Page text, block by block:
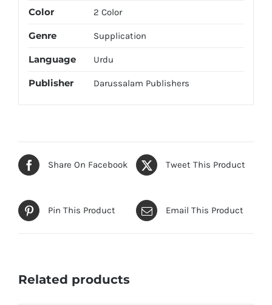
Color 2 Color
Genre Supplication
Language Urdu
Publisher Darussalam Publishers
Share On Facebook Tweet This Product
Pin This Product Email This Product
Related products